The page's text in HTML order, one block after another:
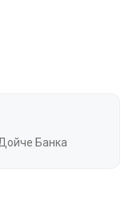
Банка